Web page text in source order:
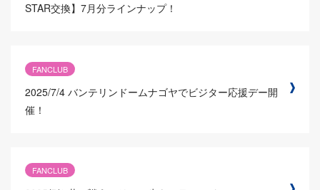
STAR交換】7月分ラインナップ！
FANCLUB
2025/7/4 バンテリンドームナゴヤでビジター応援デー開
催！
FANCLUB